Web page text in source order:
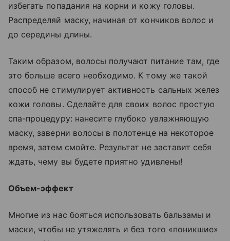
избегать попадания на корни и кожу головы.
Распределяй маску, начиная от кончиков волос и
до середины длины.
Таким образом, волосы получают питание там, где
это больше всего необходимо. К тому же такой
способ не стимулирует активность сальных желез
кожи головы. Сделайте для своих волос простую
спа-процедуру: нанесите глубоко увлажняющую
маску, заверни волосы в полотенце на некоторое
время, затем смойте. Результат не заставит себя
ждать, чему вы будете приятно удивлены!
Объем-эффект
Многие из нас бояться использовать бальзамы и
маски, чтобы не утяжелять и без того «поникшие»